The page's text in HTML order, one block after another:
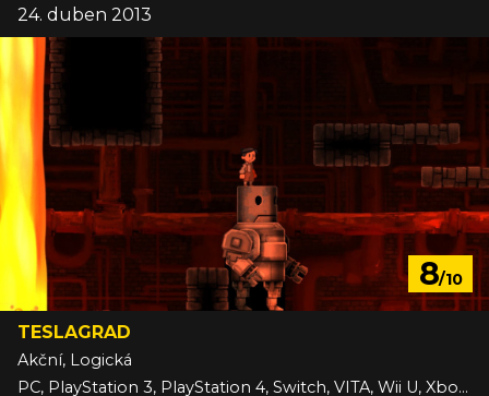
24. duben 2013
8/10
TESLAGRAD
Akční, Logická
PC, PlayStation 3, PlayStation 4, Switch, VITA, Wii U, Xbox One